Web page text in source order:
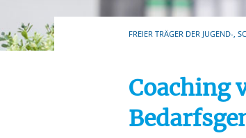
Ihre etwaige
der von
aufgrund
FREIER TRÄGER DER JUGEND-,
Coaching